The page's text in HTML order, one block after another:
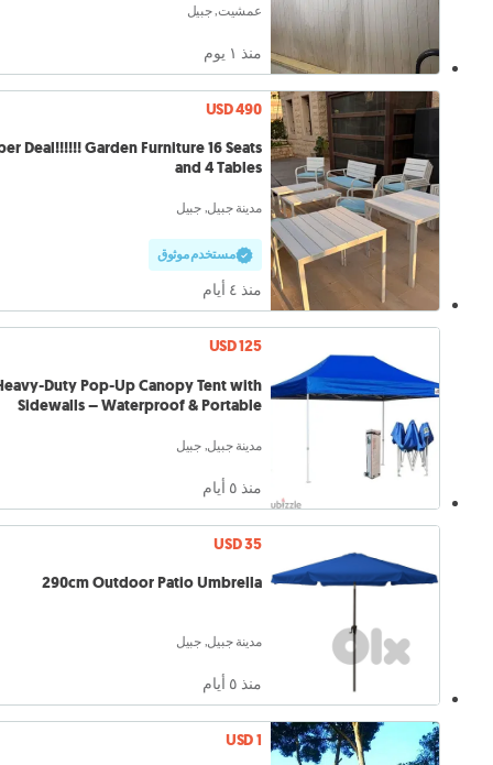
عمشيت, جبيل
منذ ١ يوم
USD 490
Garden Furniture 16 Seats
and 4 Tables
مدينة جبيل, جبيل
مستخدم موثوق
منذ ٤ أيام
USD 125
Duty Pop-Up Canopy Tent with
Sidewalls – Waterproof & Portable
مدينة جبيل, جبيل
منذ ٥ أيام
USD 35
290cm Outdoor Patio Umbrella
مدينة جبيل, جبيل
منذ ٥ أيام
USD 1